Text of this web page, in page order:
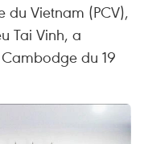
du Vietnam (PCV),
Tai Vinh, a
du 19